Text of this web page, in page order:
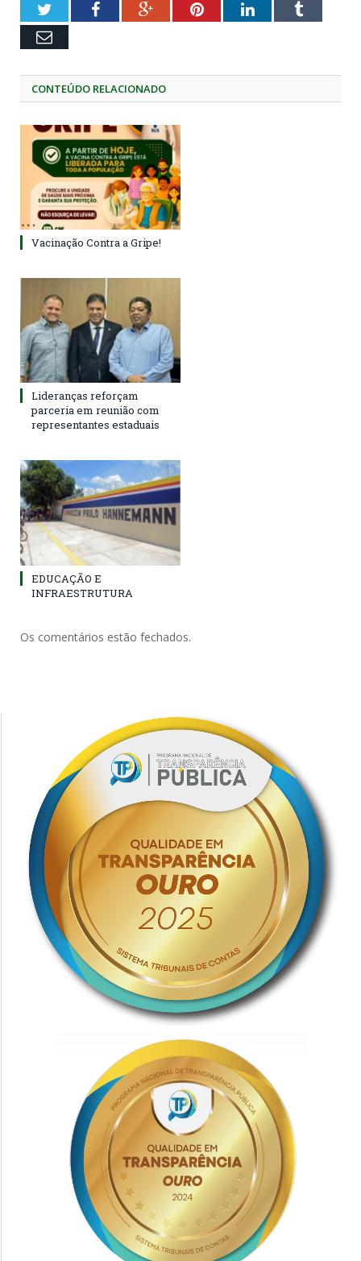
TwitterFacebookGoogle+PinterestLinkedInTumblr
Email
CONTEÚDO RELACIONADO
Vacinação Contra a Gripe!
Lideranças reforçam
parceria em reunião com
representantes estaduais
EDUCAÇÃO E
INFRAESTRUTURA
Os comentários estão fechados.